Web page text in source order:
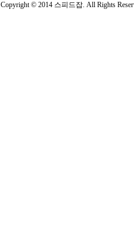
Copyright © 2014 스피드잡. All Rights